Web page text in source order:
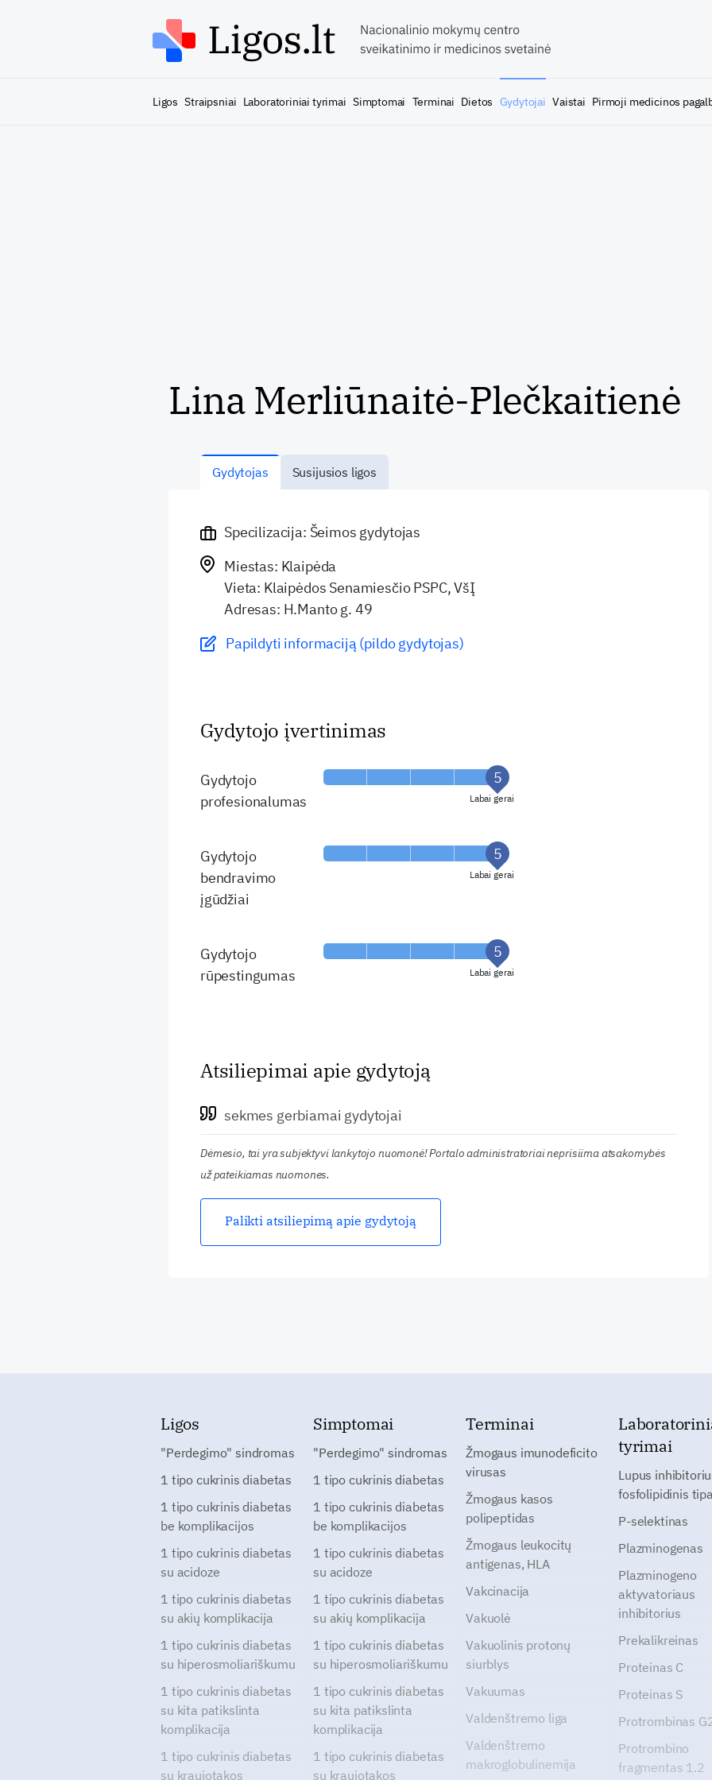
Ligos Straipsniai Laboratoriniai tyrimai Simptomai Terminai Dietos Gydytojai Vaistai Pirmoji medicinos
Lina Merliūnaitė-Plečkaitienė
Gydytojas Susijusios ligos
Specilizacija: Šeimos gydytojas
Miestas: Klaipėda
Vieta: Klaipėdos Senamiesčio PSPC, VšĮ
Adresas: H.Manto g. 49
Papildyti informaciją (pildo gydytojas)
Gydytojo įvertinimas
Gydytojo
profesionalumas
Labai gerai
Gydytojo
bendravimo
įgūdžiai
Labai gerai
Gydytojo
rūpestingumas
Labai gerai
Atsiliepimai apie gydytoją
sekmes gerbiamai gydytojai
Dėmesio, tai yra subjektyvi lankytojo nuomonė! Portalo administratoriai neprisiima atsakomybės
už pateikiamas nuomones.
Palikti atsiliepimą apie gydytoją
Ligos
"Perdegimo" sindromas
1 tipo cukrinis diabetas
1 tipo cukrinis diabetas
be komplikacijos
1 tipo cukrinis diabetas
su acidoze
1 tipo cukrinis diabetas
su akių komplikacija
1 tipo cukrinis diabetas
su hiperosmoliariškumu
1 tipo cukrinis diabetas
su kita patikslinta
komplikacija
1 tipo cukrinis diabetas
su kraujotakos
Simptomai
"Perdegimo" sindromas
1 tipo cukrinis diabetas
1 tipo cukrinis diabetas
be komplikacijos
1 tipo cukrinis diabetas
su acidoze
1 tipo cukrinis diabetas
su akių komplikacija
1 tipo cukrinis diabetas
su hiperosmoliariškumu
1 tipo cukrinis diabetas
su kita patikslinta
komplikacija
1 tipo cukrinis diabetas
su kraujotakos
Terminai
Žmogaus imunodeficito
virusas
Žmogaus kasos
polipeptidas
Žmogaus leukocitų
antigenas, HLA
Vakcinacija
Vakuolė
Vakuolinis protonų
siurblys
Vakuumas
Valdenštremo liga
Valdenštremo
makroglobulinemija
tyrimai
Lupus
fosfolipidinis
P-selektinas
Plazminogenas
Plazminogeno
aktyvatoriaus
inhibitorius
Prekalikreinas
Proteinas C
Proteinas S
Protrombinas
Protrombino
fragmentas 1.2